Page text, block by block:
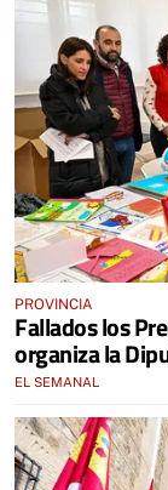
PROVINCIA
Fallados los
organiza la
EL SEMANAL